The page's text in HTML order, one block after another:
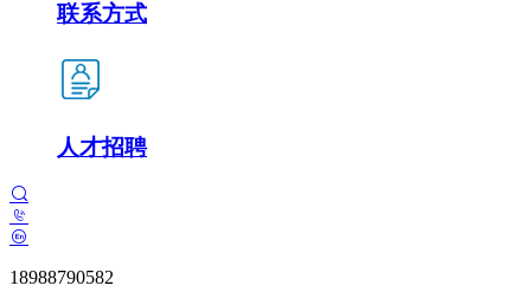
联系方式
人才招聘
18988790582